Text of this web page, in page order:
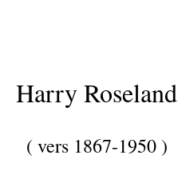
Harry Roseland
( vers 1867-1950 )